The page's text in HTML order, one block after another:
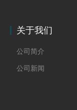
关于我们
公司简介
公司新闻